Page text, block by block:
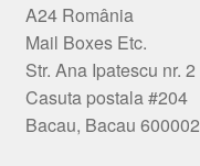
A24 România
Mail Boxes Etc.
Str. Ana Ipatescu nr. 2
Casuta postala #204
Bacau, Bacau 600002